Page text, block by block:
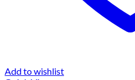
Add to wishlist